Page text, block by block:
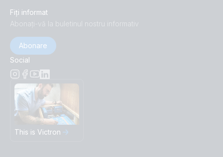
Fiți informat
Abonați-vă la buletinul nostru informativ
Abonare
Social
This is Victron